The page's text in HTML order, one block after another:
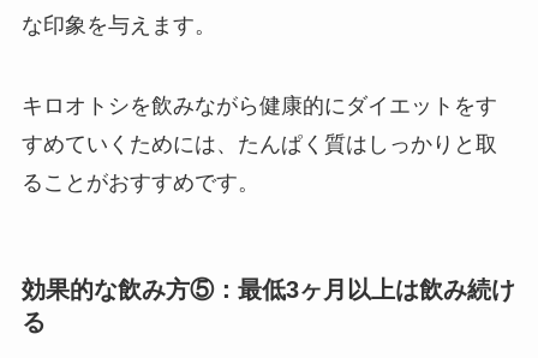
な印象を与えます。
キロオトシを飲みながら健康的にダイエットをす
すめていくためには、たんぱく質はしっかりと取
ることがおすすめです。
効果的な飲み方⑤：最低3ヶ月以上は飲み続け
る